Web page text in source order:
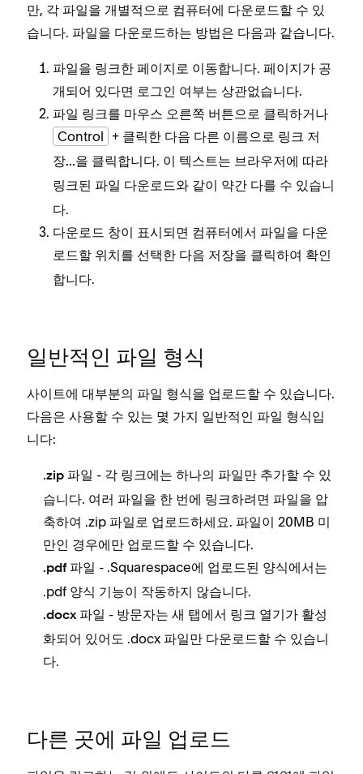
만, 각 파일을 개별적으로 컴퓨터에 다운로드할 수 있
습니다. 파일을 다운로드하는 방법은 다음과 같습니다.
파일을 링크한 페이지로 이동합니다. 페이지가 공
개되어 있다면 로그인 여부는 상관없습니다.
파일 링크를 마우스 오른쪽 버튼으로 클릭하거나
Control + 클릭한 다음 다른 이름으로 링크 저
장...을 클릭합니다. 이 텍스트는 브라우저에 따라
링크된 파일 다운로드와 같이 약간 다를 수 있습니
다.
다운로드 창이 표시되면 컴퓨터에서 파일을 다운
로드할 위치를 선택한 다음 저장을 클릭하여 확인
합니다.
일반적인 파일 형식
사이트에 대부분의 파일 형식을 업로드할 수 있습니다.
다음은 사용할 수 있는 몇 가지 일반적인 파일 형식입
니다:
.zip 파일 - 각 링크에는 하나의 파일만 추가할 수 있
습니다. 여러 파일을 한 번에 링크하려면 파일을 압
축하여 .zip 파일로 업로드하세요. 파일이 20MB 미
만인 경우에만 업로드할 수 있습니다.
.pdf 파일 - .Squarespace에 업로드된 양식에서는
.pdf 양식 기능이 작동하지 않습니다.
.docx 파일 - 방문자는 새 탭에서 링크 열기 가 활성
화되어 있어도 .docx 파일만 다운로드할 수 있습니
다.
다른 곳에 파일 업로드